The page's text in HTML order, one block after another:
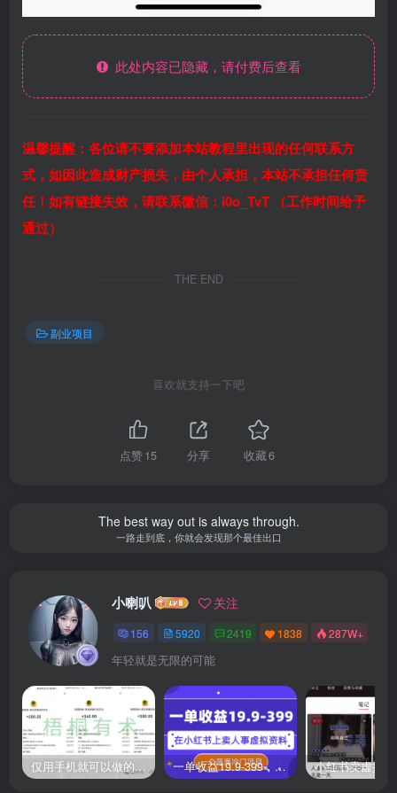
此处内容已隐藏，请付费后查看
温馨提醒：各位请不要添加本站教程里出现的任何联系方
式，如因此造成财产损失，由个人承担，本站不承担任何责
任！如有链接失效，请联系微信：i0o_TvT （工作时间给予
通过）
THE END
副业项目
喜欢就支持一下吧
点赞15 分享 收藏6
The best way out is always through.
一路走到底，你就会发现那个最佳出口
小喇叭 关注
156 5920 2419 1838 287W+
年轻就是无限的可能
仅用手机就可以做的小项目，当天就能见钱，每天100-300 一单收益19.9-399，一个蓝海冷门项目，在小红书上卖人事虚拟资料